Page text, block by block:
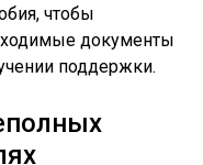
чтобы
документы
поддержки.